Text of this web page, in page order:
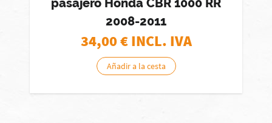
pasajero Honda CBR 1000 RR
2008-2011
34,00€ INCL. IVA
Añadir a la cesta